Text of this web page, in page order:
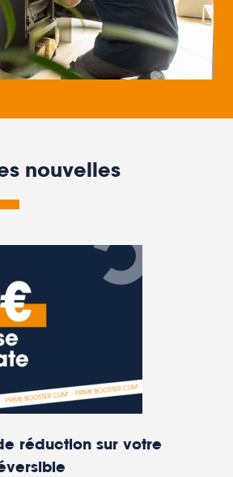
nouvelles
réduction sur votre